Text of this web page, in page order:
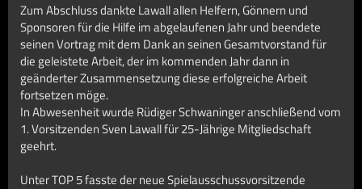
Zum Abschluss dankte Lawall allen Helfern, Gönnern und
Sponsoren für die Hilfe im abgelaufenen Jahr und beendete
seinen Vortrag mit dem Dank an seinen Gesamtvorstand für
die geleistete Arbeit, der im kommenden Jahr dann in
geänderter Zusammensetzung diese erfolgreiche Arbeit
fortsetzen möge.
In Abwesenheit wurde Rüdiger Schwaninger anschließend vom
1. Vorsitzenden Sven Lawall für 25-Jährige Mitgliedschaft
geehrt.
Unter TOP 5 fasste der neue Spielausschussvorsitzende